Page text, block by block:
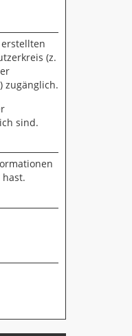
(z.
zugänglich.
sind.